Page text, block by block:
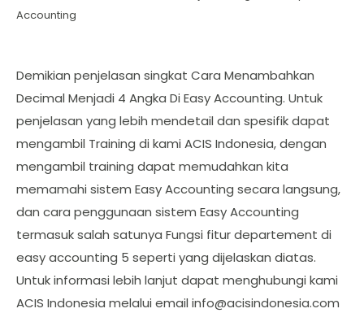
Accounting
Demikian penjelasan singkat Cara Menambahkan
Decimal Menjadi 4 Angka Di Easy Accounting. Untuk
penjelasan yang lebih mendetail dan spesifik dapat
mengambil Training di kami ACIS Indonesia, dengan
mengambil training dapat memudahkan kita
memamahi sistem Easy Accounting secara langsung,
dan cara penggunaan sistem Easy Accounting
termasuk salah satunya Fungsi fitur departement di
easy accounting 5 seperti yang dijelaskan diatas.
Untuk informasi lebih lanjut dapat menghubungi kami
ACIS Indonesia melalui email info@acisindonesia.com